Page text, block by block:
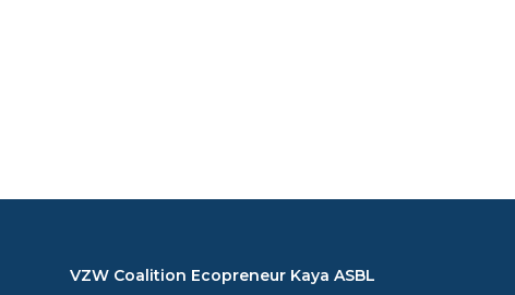
VZW Coalition Ecopreneur Kaya ASBL